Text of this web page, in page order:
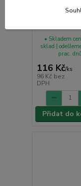
116 Kč/ks
96 Kč bez
DPH
• Skladem
sklad |
prac.
Přidat do